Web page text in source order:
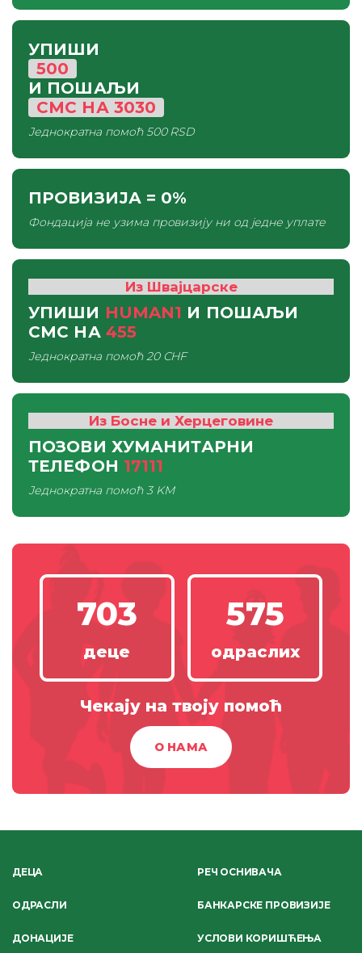
УПИШИ
500
И ПОШАЉИ
СМС НА3030
Једнократна помоћ500 RSD
ПРОВИЗИЈА = 0%
Фондација не узима провизију ни од једне уплате
Из Швајцарске
УПИШИ HUMAN1 И ПОШАЉИ
СМС НА 455
Једнократна помоћ20 CHF
Из Босне и Херцеговине
ПОЗОВИ ХУМАНИТАРНИ
ТЕЛЕФОН 17111
Једнократна помоћ3 KM
703
деце
575
одраслих
Чекају на твоју помоћ
О НАМА
ДЕЦА
ОДРАСЛИ
ДОНАЦИЈЕ
РЕЧ ОСНИВАЧА
БАНКАРСКЕ ПРОВИЗИЈЕ
УСЛОВИ КОРИШЋЕЊА